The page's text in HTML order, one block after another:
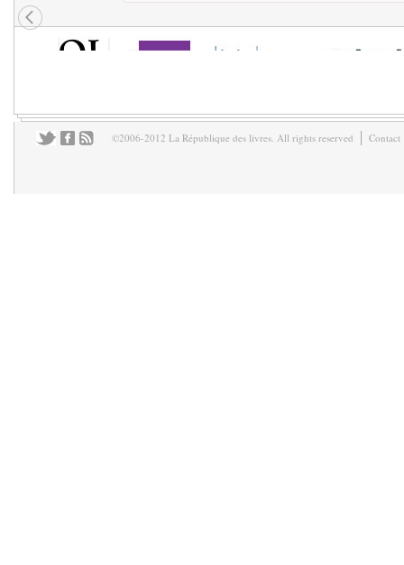
©2006-2012 La République des livres. All rights reserved Contact